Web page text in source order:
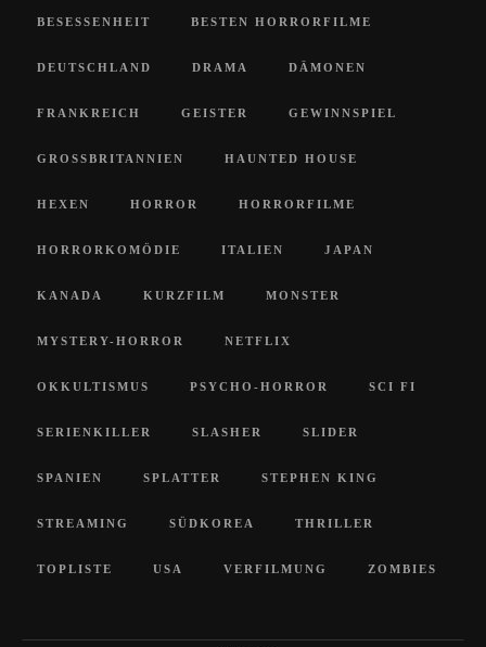
BESESSENHEIT BESTEN HORRORFILME
DEUTSCHLAND DRAMA DÄMONEN
FRANKREICH GEISTER GEWINNSPIEL
GROSSBRITANNIEN HAUNTED HOUSE
HEXEN HORROR HORRORFILME
HORRORKOMÖDIE ITALIEN JAPAN
KANADA KURZFILM MONSTER
MYSTERY-HORROR NETFLIX
OKKULTISMUS PSYCHO-HORROR SCI FI
SERIENKILLER SLASHER SLIDER
SPANIEN SPLATTER STEPHEN KING
STREAMING SÜDKOREA THRILLER
TOPLISTE USA VERFILMUNG ZOMBIES